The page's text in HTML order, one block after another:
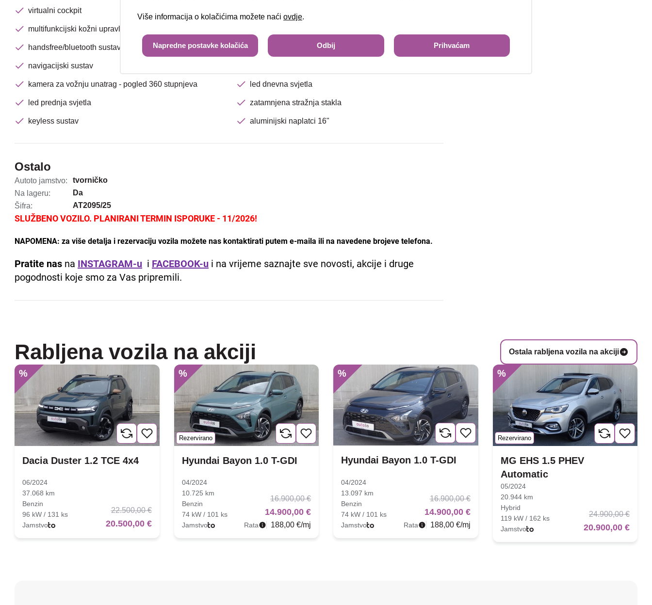
virtualni cockpit
multifunkcijski kožni upravljač
handsfree/bluetooth sustav
navigacijski sustav
kamera za vožnju unatrag - pogled 360 stupnjeva led dnevna svjetla
led prednja svjetla zatamnjena stražnja stakla
keyless sustav aluminijski naplatci 16"
Ostalo
Autoto jamstvo:
tvorničko
Na lageru:
Da
Šifra:
AT2095/25
SLUŽBENO VOZILO. PLANIRANI TERMIN ISPORUKE - 11/2026!
NAPOMENA: za više detalja i rezervaciju vozila možete nas kontaktirati putem e-maila ili na navedene brojeve telefona.
Pratite nas na INSTAGRAM-u i FACEBOOK-u i na vrijeme saznajte sve novosti, akcije i druge
pogodnosti koje smo za Vas pripremili.
Rabljena vozila na akciji Ostala rabljena vozila na akciji
%
Dacia Duster 1.2 TCE 4x4
06/2024
37.068 km
Benzin
96 kW / 131 ks
Jamstvo
22.500,00 €
20.500,00 €
%
Rezervirano
Hyundai Bayon 1.0 T-GDI
04/2024
10.725 km
Benzin
74 kW / 101 ks
Jamstvo
16.900,00 €
14.900,00 €
Rata 188,00 €/mj
%
Hyundai Bayon 1.0 T-GDI
04/2024
13.097 km
Benzin
74 kW / 101 ks
Jamstvo
16.900,00 €
14.900,00 €
Rata 188,00 €/mj
%
Rezervirano
MG EHS 1.5 PHEV
Automatic
05/2024
20.944 km
Hybrid
119 kW / 162 ks
Jamstvo
24.900,00 €
20.900,00 €
Više informacija o kolačićima možete naći ovdje.
Napredne postavke kolačića Odbij Prihvaćam